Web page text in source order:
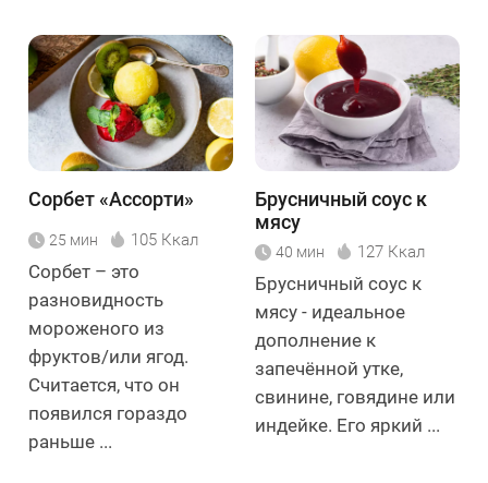
Сорбет «Ассорти»
25 мин 105 Ккал
Сорбет – это
разновидность
мороженого из
фруктов/или ягод.
Считается, что он
появился гораздо
раньше ...
Брусничный соус к
мясу
40 мин 127 Ккал
Брусничный соус к
мясу - идеальное
дополнение к
запечённой утке,
свинине, говядине или
индейке. Его яркий ...